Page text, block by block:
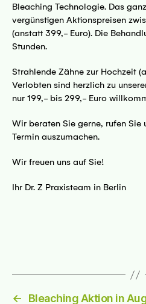
Bleaching Technologie. Das
vergünstigen Aktionspreisen
(anstatt 399,- Euro). Die
Stunden.
Strahlende Zähne zur Hochzeit
Verlobten sind herzlich zu
nur 199,- bis 299,- Euro
Wir beraten Sie gerne, rufen Sie
Termin auszumachen.
Wir freuen uns auf Sie!
Ihr Dr. Z Praxisteam in Berlin
← Bleaching Aktion in